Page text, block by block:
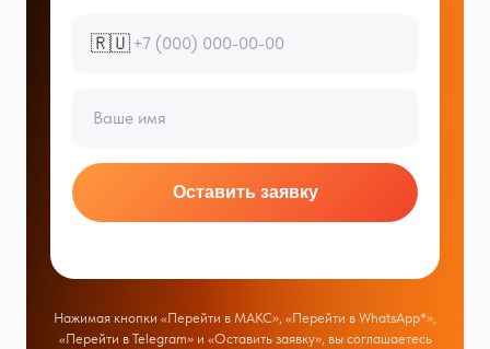
🇷🇺
Оставить заявку
Нажимая кнопки «Перейти в МАКС», «Перейти в WhatsApp*»,
«Перейти в Telegram» и «Оставить заявку», вы соглашаетесь